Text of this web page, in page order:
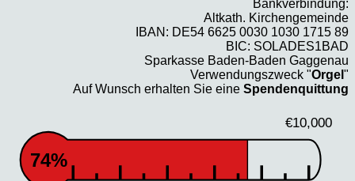
Bankverbindung:
Altkath. Kirchengemeinde
IBAN: DE54 6625 0030 1030 1715 89
BIC: SOLADES1BAD
Sparkasse Baden-Baden Gaggenau
Verwendungszweck "Orgel "
Auf Wunsch erhalten Sie eine Spendenquittung
€10,000
74%